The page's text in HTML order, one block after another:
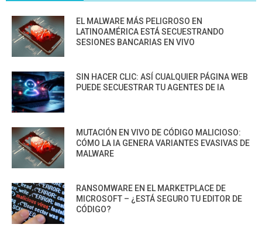
EL MALWARE MÁS PELIGROSO EN
LATINOAMÉRICA ESTÁ SECUESTRANDO
SESIONES BANCARIAS EN VIVO
SIN HACER CLIC: ASÍ CUALQUIER PÁGINA WEB
PUEDE SECUESTRAR TU AGENTES DE IA
MUTACIÓN EN VIVO DE CÓDIGO MALICIOSO:
CÓMO LA IA GENERA VARIANTES EVASIVAS DE
MALWARE
RANSOMWARE EN EL MARKETPLACE DE
MICROSOFT – ¿ESTÁ SEGURO TU EDITOR DE
CÓDIGO?